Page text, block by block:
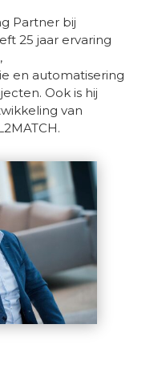
Partner bij
25 jaar ervaring
en automatisering
Ook is hij
van